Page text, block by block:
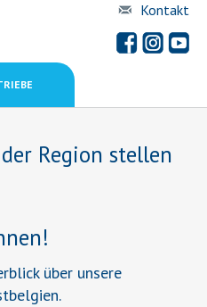
Kontakt
Region stellen
über unsere